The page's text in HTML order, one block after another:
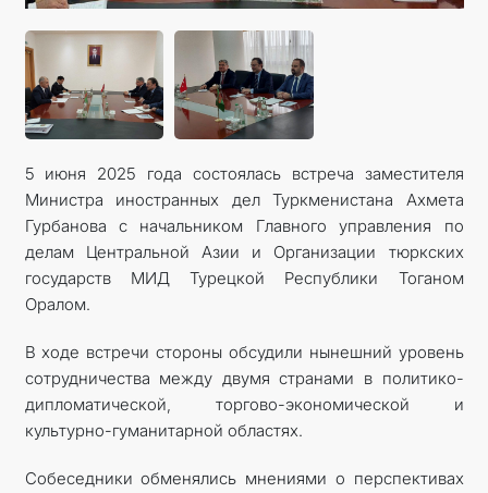
5 июня 2025 года состоялась встреча заместителя
Министра иностранных дел Туркменистана Ахмета
Гурбанова с начальником Главного управления по
делам Центральной Азии и Организации тюркских
государств МИД Турецкой Республики Тоганом
Оралом.
В ходе встречи стороны обсудили нынешний уровень
сотрудничества между двумя странами в политико-
дипломатической, торгово-экономической и
культурно-гуманитарной областях.
Собеседники обменялись мнениями о перспективах